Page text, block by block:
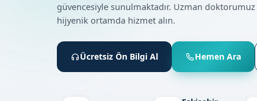
güvencesiyle sunulmaktadır. Uzman
hijyenik ortamda hizmet alın.
Ücretsiz Ön Bilgi Al Hemen Ara